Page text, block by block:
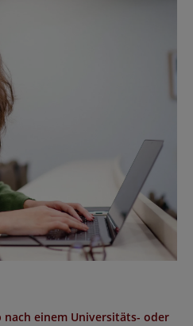
nach einem Universitäts- oder